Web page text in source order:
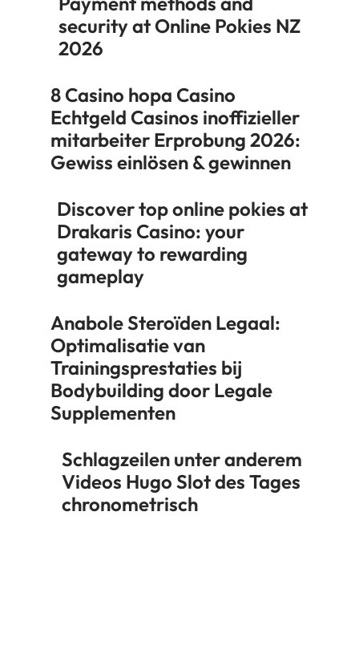
security at Online Pokies NZ
2026
8 Casino hopa Casino
Echtgeld Casinos inoffizieller
mitarbeiter Erprobung 2026:
Gewiss einlösen & gewinnen
Discover top online pokies at
Drakaris Casino: your
gateway to rewarding
gameplay
Anabole Steroïden Legaal:
Optimalisatie van
Trainingsprestaties bij
Bodybuilding door Legale
Supplementen
Schlagzeilen unter anderem
Videos Hugo Slot des Tages
chronometrisch